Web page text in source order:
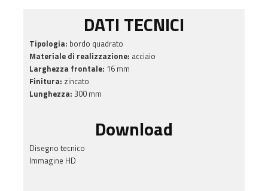
DATI TECNICI
Tipologia: bordo quadrato
Materiale di realizzazione: acciaio
Larghezza frontale: 16 mm
Finitura: zincato
Lunghezza: 300 mm
Download
Disegno tecnico
Immagine HD